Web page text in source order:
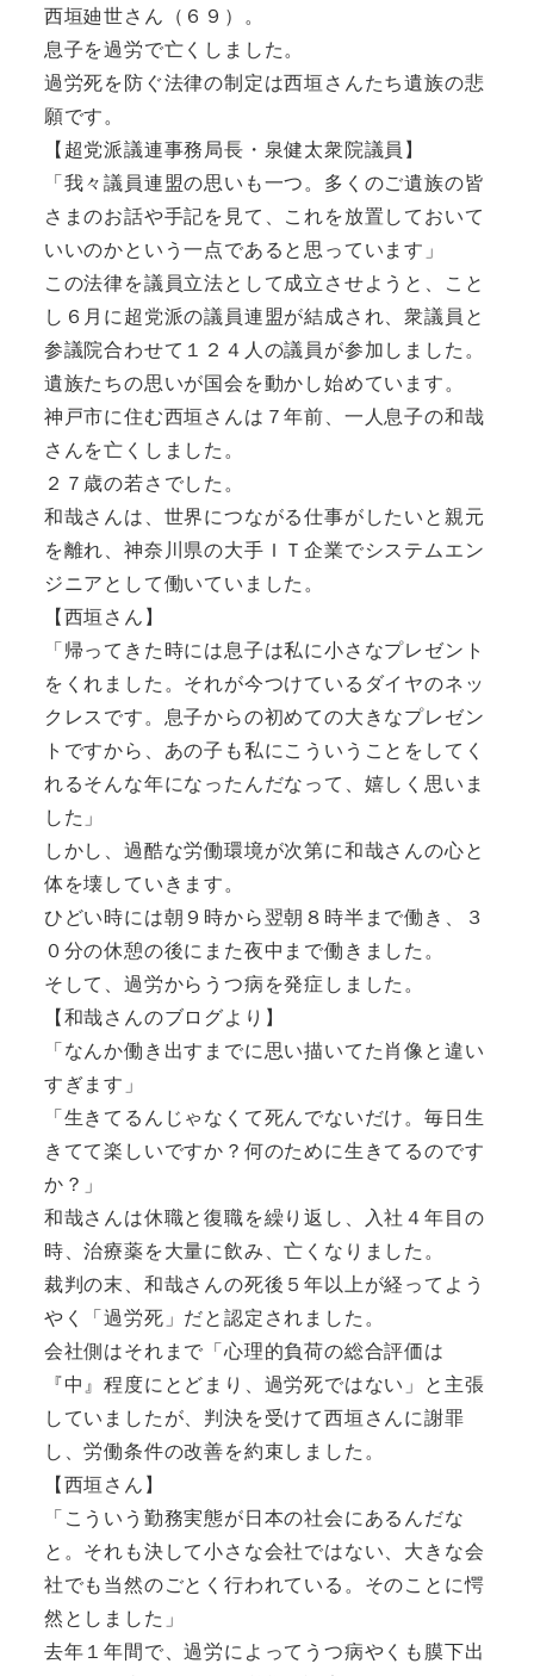
西垣廸世さん（６９）。
息子を過労で亡くしました。
過労死を防ぐ法律の制定は西垣さんたち遺族の悲
願です。
【超党派議連事務局長・泉健太衆院議員】
「我々議員連盟の思いも一つ。多くのご遺族の皆
さまのお話や手記を見て、これを放置しておいて
いいのかという一点であると思っています」
この法律を議員立法として成立させようと、こと
し６月に超党派の議員連盟が結成され、衆議員と
参議院合わせて１２４人の議員が参加しました。
遺族たちの思いが国会を動かし始めています。
神戸市に住む西垣さんは７年前、一人息子の和哉
さんを亡くしました。
２７歳の若さでした。
和哉さんは、世界につながる仕事がしたいと親元
を離れ、神奈川県の大手ＩＴ企業でシステムエン
ジニアとして働いていました。
【西垣さん】
「帰ってきた時には息子は私に小さなプレゼント
をくれました。それが今つけているダイヤのネッ
クレスです。息子からの初めての大きなプレゼン
トですから、あの子も私にこういうことをしてく
れるそんな年になったんだなって、嬉しく思いま
した」
しかし、過酷な労働環境が次第に和哉さんの心と
体を壊していきます。
ひどい時には朝９時から翌朝８時半まで働き、３
０分の休憩の後にまた夜中まで働きました。
そして、過労からうつ病を発症しました。
【和哉さんのブログより】
「なんか働き出すまでに思い描いてた肖像と違い
すぎます」
「生きてるんじゃなくて死んでないだけ。毎日生
きてて楽しいですか？何のために生きてるのです
か？」
和哉さんは休職と復職を繰り返し、入社４年目の
時、治療薬を大量に飲み、亡くなりました。
裁判の末、和哉さんの死後５年以上が経ってよう
やく「過労死」だと認定されました。
会社側はそれまで「心理的負荷の総合評価は
『中』程度にとどまり、過労死ではない」と主張
していましたが、判決を受けて西垣さんに謝罪
し、労働条件の改善を約束しました。
【西垣さん】
「こういう勤務実態が日本の社会にあるんだな
と。それも決して小さな会社ではない、大きな会
社でも当然のごとく行われている。そのことに愕
然としました」
去年１年間で、過労によってうつ病やくも膜下出